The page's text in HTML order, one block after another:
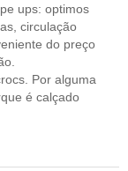
ups: optimos
circulação
do preço
Por alguma
é calçado